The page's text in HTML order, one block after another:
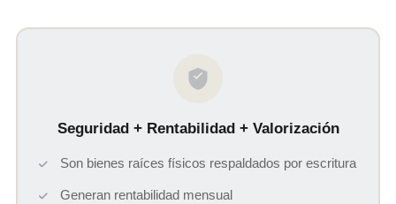
Seguridad + Rentabilidad + Valorización
Son bienes raíces físicos respaldados por escritura
Generan rentabilidad mensual